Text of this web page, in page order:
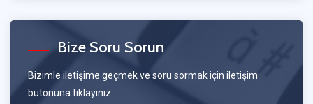
Bize Soru Sorun
Bizimle iletişime geçmek ve soru sormak için iletişim
butonuna tıklayınız.